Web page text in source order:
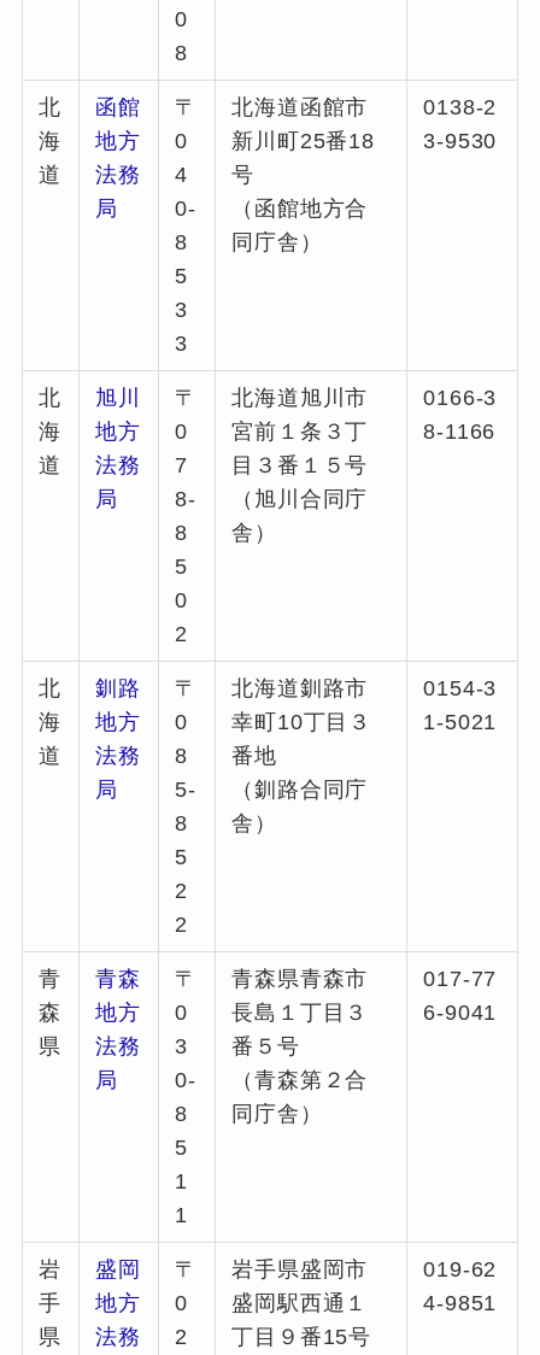
0
8
北
海
道
函館
地方
法務
局
〒
0
4
0-
8
5
3
3
北海道函館市
新川町25番18
号
（函館地方合
同庁舎）
0138-2
3-9530
北
海
道
旭川
地方
法務
局
〒
0
7
8-
8
5
0
2
北海道旭川市
宮前１条３丁
目３番１５号
（旭川合同庁
舎）
0166-3
8-1166
北
海
道
釧路
地方
法務
局
〒
0
8
5-
8
5
2
2
北海道釧路市
幸町10丁目３
番地
（釧路合同庁
舎）
0154-3
1-5021
青
森
県
青森
地方
法務
局
〒
0
3
0-
8
5
1
1
青森県青森市
長島１丁目３
番５号
（青森第２合
同庁舎）
017-77
6-9041
岩
手
県
盛岡
地方
法務
〒
0
2
岩手県盛岡市
盛岡駅西通１
丁目９番15号
019-62
4-9851